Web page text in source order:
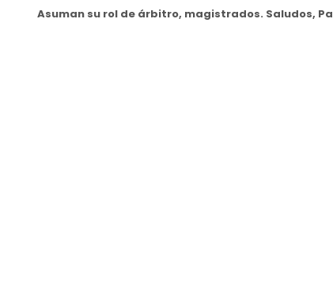
Asuman su rol de árbitro, magistrados. Saludos,